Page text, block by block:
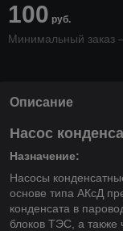
100 руб.
Минимальный заказ
Описание
Насос
Назначение:
Насосы
основе типа АКсД
конденсата в
блоков ТЭС, а также